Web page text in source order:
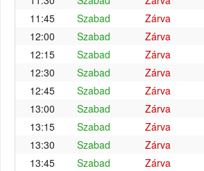
11:45
Szabad Zárva
12:00
Szabad Zárva
12:15
Szabad Zárva
12:30
Szabad Zárva
12:45
Szabad Zárva
13:00
Szabad Zárva
13:15
Szabad Zárva
13:30
Szabad Zárva
13:45
Szabad Zárva